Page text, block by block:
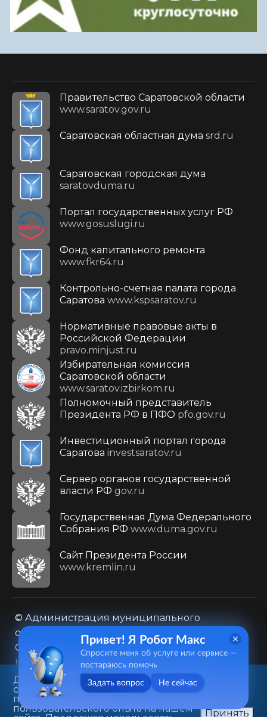
Правительство Саратовской области
www.saratov.gov.ru
Саратовская областная дума srd.ru
Саратовская городская дума
saratovduma.ru
Портал государственных услуг РФ
www.gosuslugi.ru
Фонд капитального ремонта
www.fkr64.ru
Контрольно-счетная палата города
Саратова www.kspsaratov.ru
Нормативные правовые акты в
Российской Федерации
pravo.minjust.ru
Избирательная комиссия
Саратовской области
www.saratov.izbirkom.ru
Полномочный представитель
Президента РФ в ПФО pfo.gov.ru
Инвестиционный портал города
Саратова investsaratov.ru
Сервер органов государственной
власти РФ gov.ru
Государственная Дума Федерального
Собрания РФ www.duma.gov.ru
Cайт Президента России
www.kremlin.ru
© Администрация муниципального
образования городского округа «Город
Саратов»
Контакты
Карта сайта
Политика в отношении обработки
персональных данных
410031, г. Саратов, ул. Первомайская, д. 78
Данный веб-сайт использует
cookie-файлы в целях
предоставления вам лучшего
пользовательского опыта на нашем
Принять
Привет! Я Робот Макс
Спросите меня об услуге или сервисе —
постараюсь помочь
Задать вопрос Не сейчас